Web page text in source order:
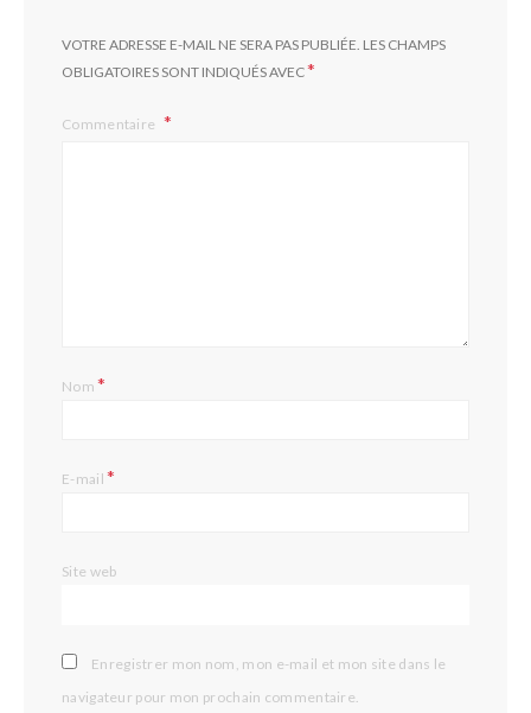
VOTRE ADRESSE E-MAIL NE SERA PAS PUBLIÉE. LES CHAMPS
OBLIGATOIRES SONT INDIQUÉS AVEC*
Commentaire
Nom*
E-mail*
Site web
Enregistrer mon nom, mon e-mail et mon site dans le
navigateur pour mon prochain commentaire.